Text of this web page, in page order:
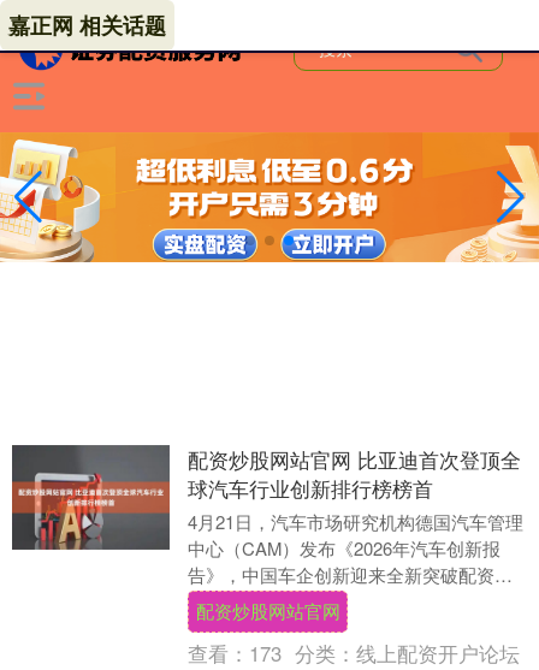
嘉正网 相关话题
配资炒股网站官网 比亚迪首次登顶全
球汽车行业创新排行榜榜首
4月21日，汽车市场研究机构德国汽车管理
中心（CAM）发布《2026年汽车创新报
告》，中国车企创新迎来全新突破配资炒
股网站官网，比亚迪以157分首次登顶全球
汽车....
配资炒股网站官网
查看： 173 分类： 线上配资开户论坛